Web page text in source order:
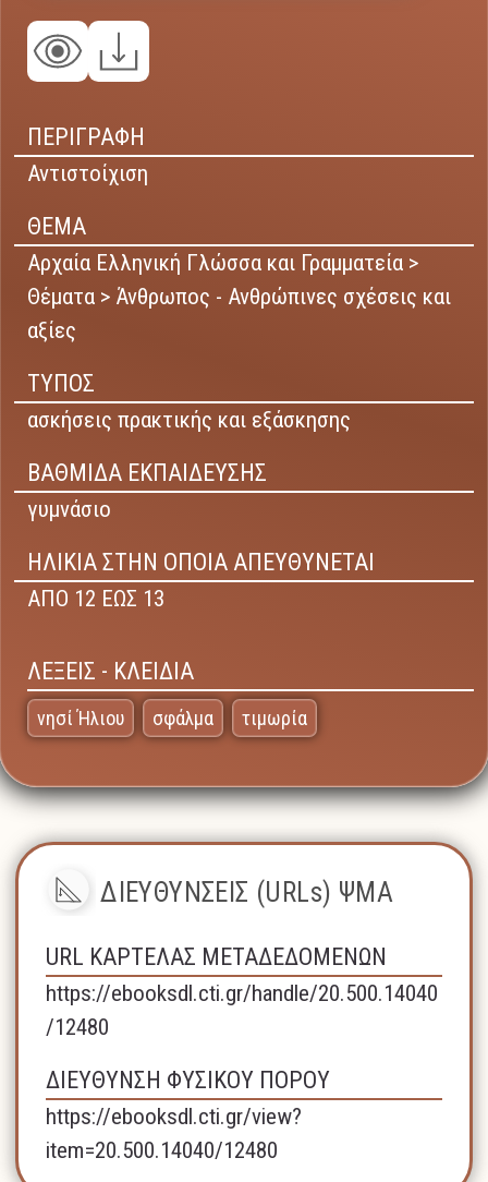
ΠΕΡΙΓΡΑΦΗ
Αντιστοίχιση
ΘΕΜΑ
Αρχαία Ελληνική Γλώσσα και Γραμματεία >
Θέματα > Άνθρωπος - Ανθρώπινες σχέσεις και
αξίες
ΤΥΠΟΣ
ασκήσεις πρακτικής και εξάσκησης
ΒΑΘΜΙΔΑ ΕΚΠΑΙΔΕΥΣΗΣ
γυμνάσιο
ΗΛΙΚΙΑ ΣΤΗΝ ΟΠΟΙΑ ΑΠΕΥΘΥΝΕΤΑΙ
ΑΠΟ 12 ΕΩΣ 13
ΛΕΞΕΙΣ - ΚΛΕΙΔΙΑ
νησί Ήλιου σφάλμα τιμωρία
ΔΙΕΥΘΥΝΣΕΙΣ (URLs) ΨΜΑ
URL ΚΑΡΤΕΛΑΣ ΜΕΤΑΔΕΔΟΜΕΝΩΝ
https://ebooksdl.cti.gr/handle/20.500.14040
/12480
ΔΙΕΥΘΥΝΣΗ ΦΥΣΙΚΟΥ ΠΟΡΟΥ
https://ebooksdl.cti.gr/view?
item=20.500.14040/12480